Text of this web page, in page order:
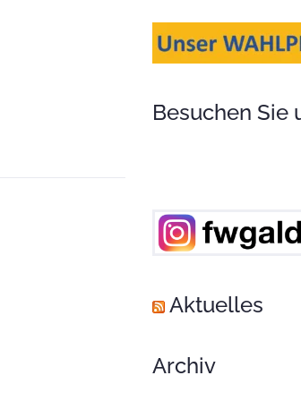
Besuchen Sie
Aktuelles
Archiv